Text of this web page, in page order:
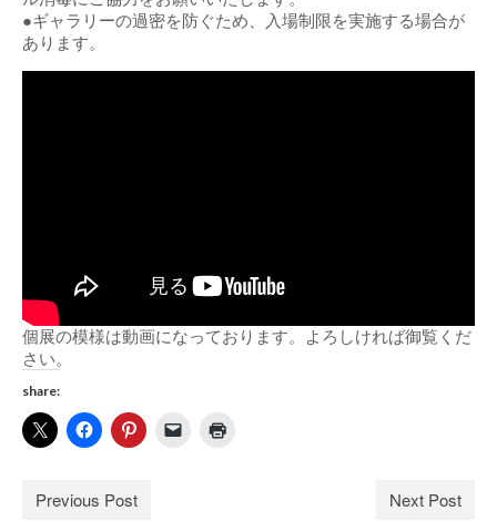
●ギャラリーの過密を防ぐため、入場制限を実施する場合が
あります。
個展の模様は動画になっております。よろしければ御覧くだ
さい。
share:
Previous Post Next Post